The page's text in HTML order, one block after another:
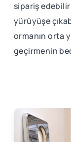
sipariş edebilir
yürüyüşe
ormanın orta
geçirmenin